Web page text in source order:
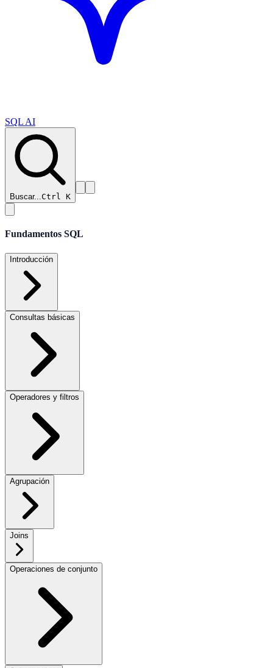
SQL AI
Buscar...Ctrl K
Fundamentos SQL
Introducción
Consultas básicas
Operadores y filtros
Agrupación
Joins
Operaciones de conjunto